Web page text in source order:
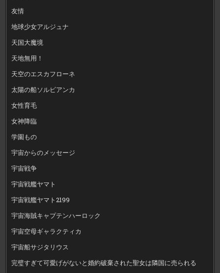
友情
地球少女アルジュナ
天国大魔境
天地無用！
天空のエスカフローネ
太陽の船ソルビアンカ
女性育毛
女神降臨
学園もの
宇宙からのメッセージ
宇宙戦争
宇宙戦艦ヤマト
宇宙戦艦ヤマト2199
宇宙海賊キャプテンハーロック
宇宙空母ギャラクティカ
宇宙船サジタリウス
完璧すぎて可愛げがないと婚約破棄された聖女は隣国に売られる